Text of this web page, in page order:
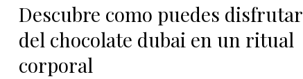
Descubre como puedes disfrutar
del chocolate dubai en un ritual
corporal